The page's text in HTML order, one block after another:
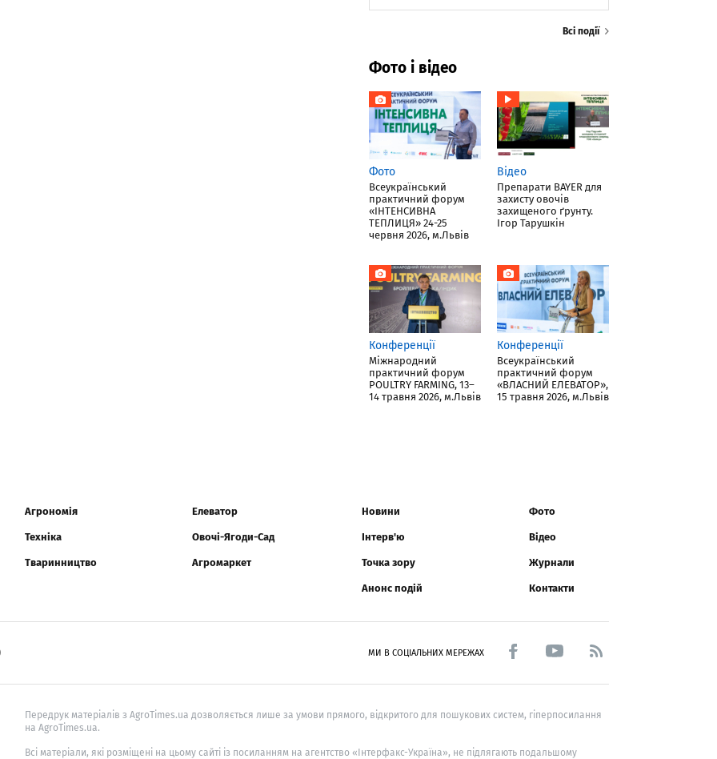
Всі події
Фото і відео
Фото
Всеукраїнський
практичний форум
«ІНТЕНСИВНА
ТЕПЛИЦЯ» 24-25
червня 2026, м.Львів
Відео
Препарати BAYER для
захисту овочів
захищеного ґрунту.
Ігор Тарушкін
Конференції
Міжнародний
практичний форум
POULTRY FARMING, 13–
14 травня 2026, м.Львів
Конференції
Всеукраїнський
практичний форум
«ВЛАСНИЙ ЕЛЕВАТОР»,
15 травня 2026, м.Львів
Агрономія
Техніка
Тваринництво
Елеватор
Овочі-Ягоди-Сад
Агромаркет
Новини
Інтерв'ю
Точка зору
Анонс подій
Фото
Відео
Журнали
Контакти
МИ В СОЦІАЛЬНИХ МЕРЕЖАХ
Передрук матеріалів з AgroTimes.ua дозволяється лише за умови прямого, відкритого для пошукових систем, гіперпосилання
на AgroTimes.ua.
Всі матеріали, які розміщені на цьому сайті із посиланням на агентство «Інтерфакс-Україна», не підлягають подальшому